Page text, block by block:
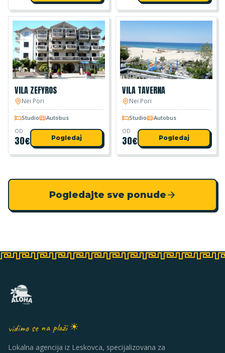
VILA ZEFYROS
Nei Pori
Studio Autobus
OD
30€ Pogledaj
VILA TAVERNA
Nei Pori
Studio Autobus
OD
30€ Pogledaj
Pogledajte sve ponude
vidimo se na plaži ☀
Lokalna agencija iz Leskovca, specijalizovana za